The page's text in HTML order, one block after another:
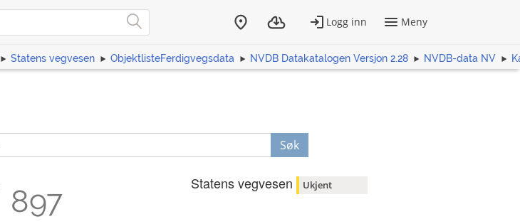
Statens vegvesen ObjektlisteFerdigvegsdata NVDB Datakatalogen Versjon 2.28 NVDB-data NV
Søk
897
Statens vegvesen Ukjent